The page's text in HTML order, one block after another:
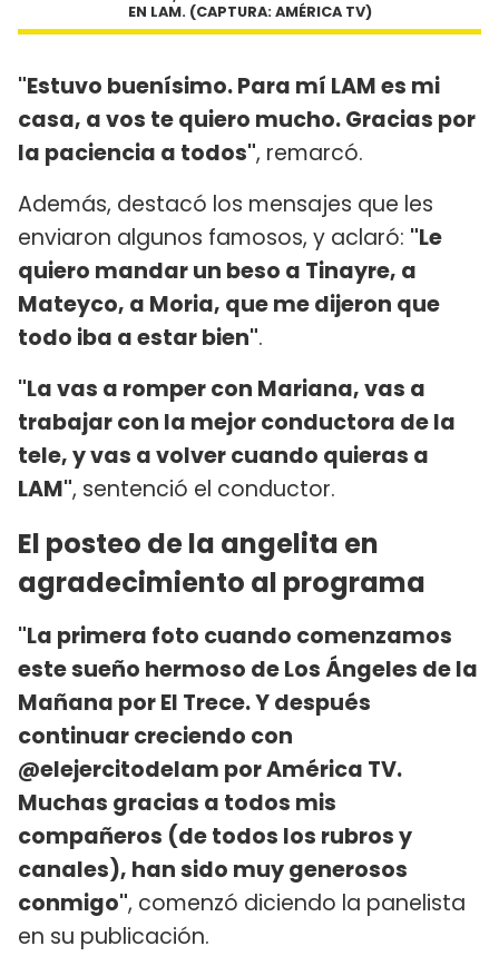
EN LAM. (CAPTURA: AMÉRICA TV)
"Estuvo buenísimo. Para mí LAM es mi
casa, a vos te quiero mucho. Gracias por
la paciencia a todos", remarcó.
Además, destacó los mensajes que les
enviaron algunos famosos, y aclaró: "Le
quiero mandar un beso a Tinayre, a
Mateyco, a Moria, que me dijeron que
todo iba a estar bien".
"La vas a romper con Mariana, vas a
trabajar con la mejor conductora de la
tele, y vas a volver cuando quieras a
LAM", sentenció el conductor.
El posteo de la angelita en
agradecimiento al programa
"La primera foto cuando comenzamos
este sueño hermoso de Los Ángeles de la
Mañana por El Trece. Y después
continuar creciendo con
@elejercitodelam por América TV.
Muchas gracias a todos mis
compañeros (de todos los rubros y
canales), han sido muy generosos
conmigo", comenzó diciendo la panelista
en su publicación.